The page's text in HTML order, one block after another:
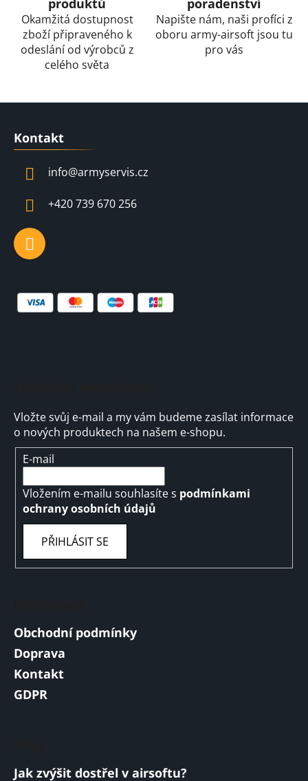
y
v
ý
u
Okamžitá dostupnost
zboží připraveného k
odeslání od výrobců z
celého světa
Napište nám, naši profíci z
oboru army-airsoft jsou tu
pro vás
Z
Kontakt
info@armyservis.cz
+420 739 670 256
Vložte svůj e-mail a my vám budeme zasílat informace
o nových produktech na našem e-shopu.
E-mail
Vložením e-mailu souhlasíte s podmínkami
ochrany osobních údajů
PŘIHLÁSIT SE
Obchodní podmínky
Doprava
Kontakt
GDPR
Jak zvýšit dostřel v airsoftu?